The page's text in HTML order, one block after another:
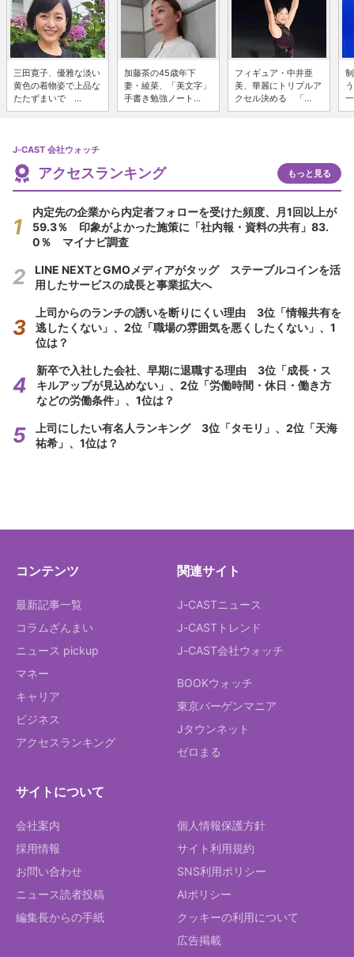
三田寛子、優雅な淡い
黄色の着物姿で上品な
たたずまいで ...
加藤茶の45歳年下
妻・綾菜、「美文字」
手書き勉強ノート...
フィギュア・中井亜
美、華麗にトリプルア
クセル決める 「...
J-CAST 会社ウォッチ
アクセスランキング もっと見る
内定先の企業から内定者フォローを受けた頻度、月1回以上が
59.3％ 印象がよかった施策に「社内報・資料の共有」83.
0％ マイナビ調査
LINE NEXTとGMOメディアがタッグ ステーブルコインを活
用したサービスの成長と事業拡大へ
上司からのランチの誘いを断りにくい理由 3位「情報共有を
逃したくない」、2位「職場の雰囲気を悪くしたくない」、1
位は？
新卒で入社した会社、早期に退職する理由 3位「成長・ス
キルアップが見込めない」、2位「労働時間・休日・働き方
などの労働条件」、1位は？
上司にしたい有名人ランキング 3位「タモリ」、2位「天海
祐希」、1位は？
コンテンツ
最新記事一覧
コラムざんまい
ニュース pickup
マネー
キャリア
ビジネス
アクセスランキング
関連サイト
J-CASTニュース
J-CASTトレンド
J-CAST会社ウォッチ
BOOKウォッチ
東京バーゲンマニア
Jタウンネット
ゼロまる
サイトについて
会社案内
採用情報
お問い合わせ
ニュース読者投稿
編集長からの手紙
個人情報保護方針
サイト利用規約
SNS利用ポリシー
AIポリシー
クッキーの利用について
広告掲載